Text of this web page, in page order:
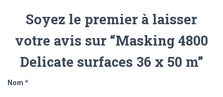
Soyez le premier à laisser
votre avis sur “Masking 4800
Delicate surfaces 36 x 50 m”
Nom *